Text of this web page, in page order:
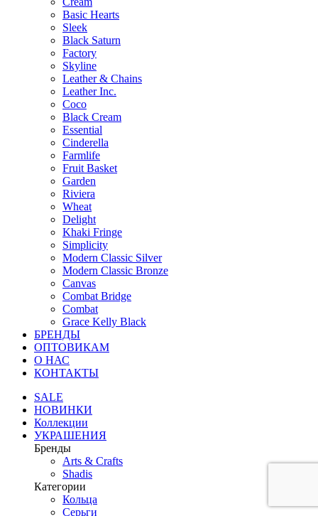
Basic Hearts
Sleek
Black Saturn
Factory
Skyline
Leather & Chains
Leather Inc.
Coco
Black Cream
Essential
Cinderella
Farmlife
Fruit Basket
Garden
Riviera
Wheat
Delight
Khaki Fringe
Simplicity
Modern Classic Silver
Modern Classic Bronze
Canvas
Combat Bridge
Combat
Grace Kelly Black
БРЕНДЫ
ОПТОВИКАМ
О НАС
КОНТАКТЫ
SALE
НОВИНКИ
Коллекции
УКРАШЕНИЯ
Бренды
Аrts & Сrafts
Shadis
Категории
Кольца
Серьги